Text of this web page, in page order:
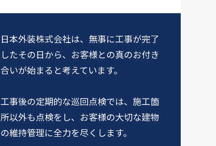
日本外装株式会社は、無事に工事が完了
したその日から、お客様との真のお付き
合いが始まると考えています。
工事後の定期的な巡回点検では、施工箇
所以外も点検をし、お客様の大切な建物
の維持管理に全力を尽くします。